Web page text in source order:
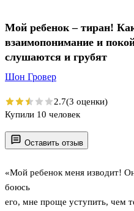
Оставить отзыв
«Мой ребенок меня изводит!
боюсь
его, мне проще уступить, чем
Мой ребенок – тиран!
взаимопонимание и
слушаются и грубят
Шон Гровер
2.7(3 оценки)
Купили 10 человек